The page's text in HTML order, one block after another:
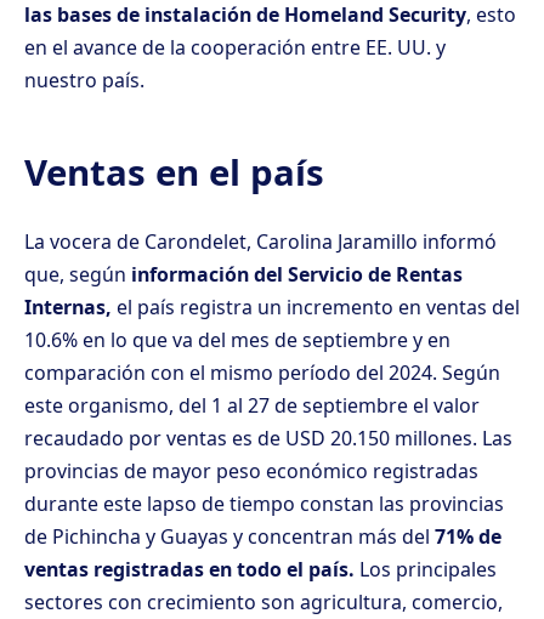
las bases de instalación de Homeland Security, esto
en el avance de la cooperación entre EE. UU. y
nuestro país.
Ventas en el país
La vocera de Carondelet, Carolina Jaramillo informó
que, según información del Servicio de Rentas
Internas, el país registra un incremento en ventas del
10.6% en lo que va del mes de septiembre y en
comparación con el mismo período del 2024. Según
este organismo, del 1 al 27 de septiembre el valor
recaudado por ventas es de USD 20.150 millones. Las
provincias de mayor peso económico registradas
durante este lapso de tiempo constan las provincias
de Pichincha y Guayas y concentran más del 71% de
ventas registradas en todo el país. Los principales
sectores con crecimiento son agricultura, comercio,